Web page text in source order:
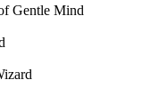
Gentle Mind